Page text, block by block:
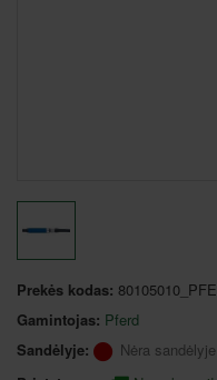
Prekės kodas: 80105010_PFE
Gamintojas: Pferd
Sandėlyje:
Nėra sandėlyje